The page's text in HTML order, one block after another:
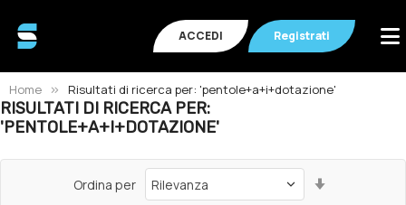
ACCEDI Registrati
Home Risultati di ricerca per: 'pentole+a+i+dotazione'
RISULTATI DI RICERCA PER:
'PENTOLE+A+I+DOTAZIONE'
Ordina per